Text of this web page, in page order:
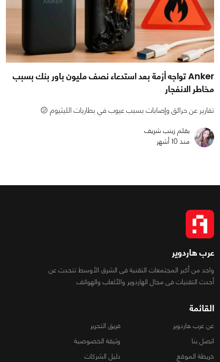
Anker تواجه أزمة بعد استدعاء نصف مليون باور بنك بسبب
مخاطر الانفجار
تقارير عن حرائق وإصابات بسبب عيوب في بطاريات الليثيوم 😕
بقلم زينب شريف
منذ 10 أشهر
عرب هاردوير
واحد من أكبر المجتمعات التقنية فى الشرق الأوسط تتحدث عن
أحدث التقنيات فى مجال الهاردوير والألعاب والهواتف
القائمة
عن عرب هاردوير
فريق التحرير
اتصل بنا
وثيقة الخصوصية
خريطة الموقع
دليل الشركات